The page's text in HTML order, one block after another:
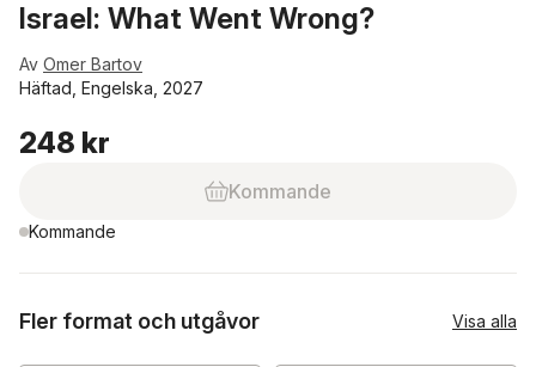
Israel: What Went Wrong?
Av Omer Bartov
Häftad, Engelska, 2027
248 kr
Kommande
Kommande
Fler format och utgåvor Visa alla